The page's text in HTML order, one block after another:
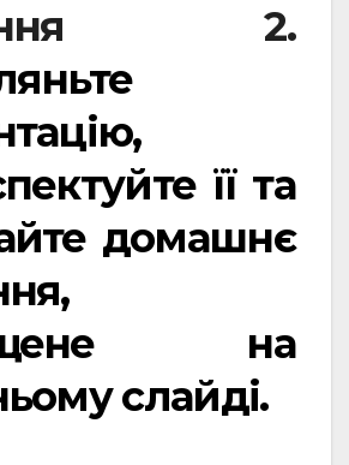
2.
її та
домашнє
на
слайді.